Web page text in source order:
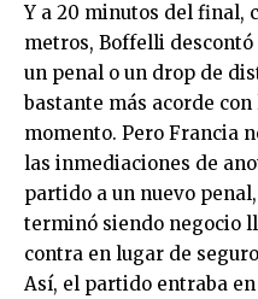
Y a 20 minutos del final,
metros, Boffelli
un penal o un drop de
bastante más acorde
momento. Pero Francia
las inmediaciones de
partido a un nuevo
terminó siendo negocio
contra en lugar de
Así, el partido entraba